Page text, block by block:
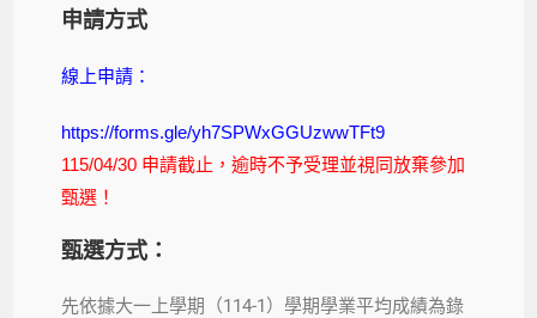
申請方式
線上申請：
https://forms.gle/yh7SPWxGGUzwwTFt9
115/04/30 申請截止，逾時不予受理並視同放棄參加
甄選！
甄選方式：
先依據大一上學期（114-1）學期學業平均成績為錄